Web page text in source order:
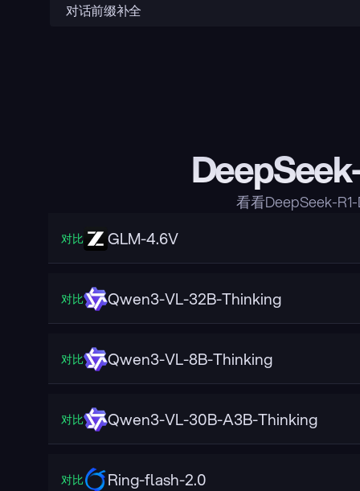
对话前缀补全
看看DeepSeek-
对比 GLM-4.6V
对比 Qwen3-VL-32B-Thinking
对比 Qwen3-VL-8B-Thinking
对比 Qwen3-VL-30B-A3B-Thinking
对比 Ring-flash-2.0